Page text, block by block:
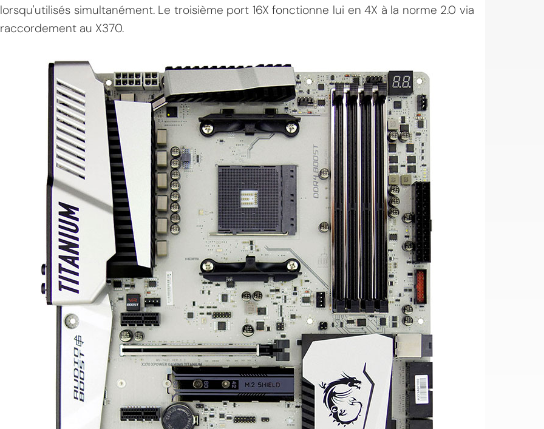
lorsqu'utilisés simultanément. Le troisième port 16X fonctionne lui en 4X à la norme 2.0 via
raccordement au X370.